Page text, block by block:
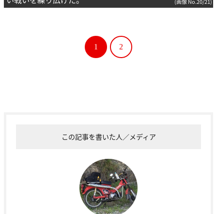
1 2
この記事を書いた人／メディア